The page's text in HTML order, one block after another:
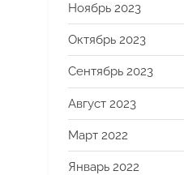
Ноябрь 2023
Октябрь 2023
Сентябрь 2023
Август 2023
Март 2022
Январь 2022